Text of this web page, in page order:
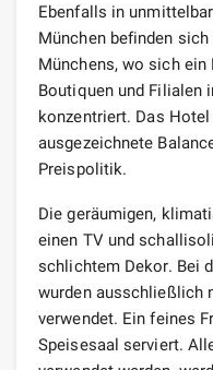
Ebenfalls in
München befinden
Münchens, wo sich
Boutiquen und Filialen
konzentriert. Das
ausgezeichnete
Preispolitik.
Die geräumigen,
einen TV und
schlichtem Dekor. Bei
wurden ausschließlich
verwendet. Ein feines
Speisesaal serviert.